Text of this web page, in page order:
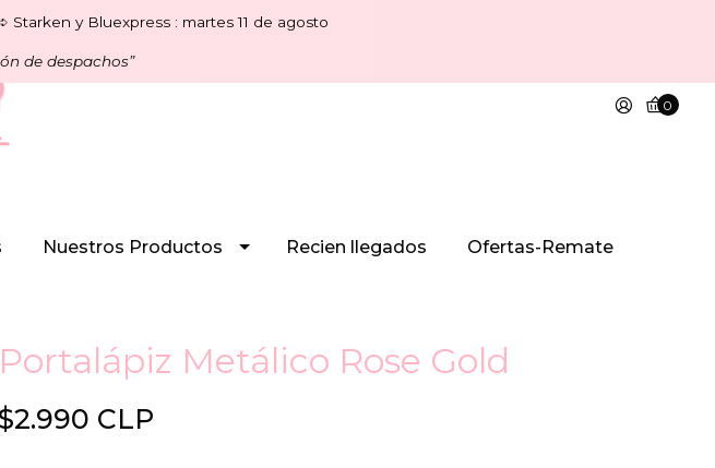
y Bluexpress : martes 11 de agosto
de despachos”
0
Nuestros Productos Recien llegados Ofertas-Remate
Portalápiz Metálico Rose Gold
CLP